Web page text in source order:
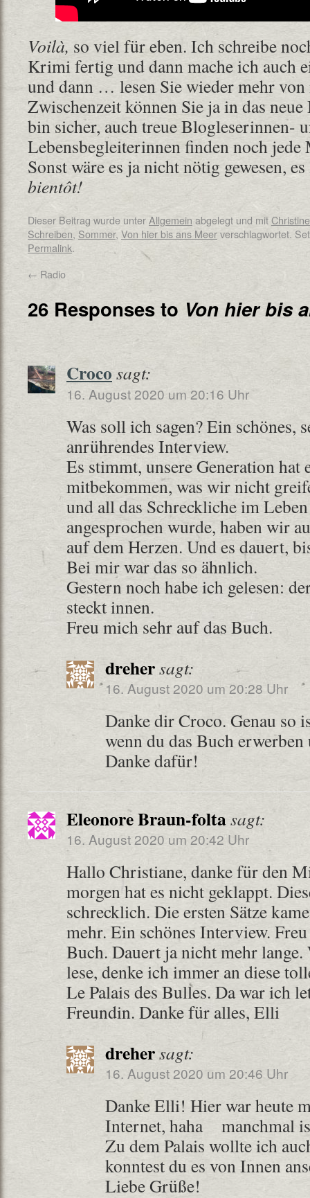
Voilà, so viel für eben. Ich schreibe
Krimi fertig und dann mache ich auch
und dann … lesen Sie wieder mehr
Zwischenzeit können Sie ja in das
bin sicher, auch treue Blogleserinnen-
Lebensbegleiterinnen finden noch jede
Sonst wäre es ja nicht nötig gewesen,
bientôt!
Dieser Beitrag wurde unterAllgemein abgelegt und mit
Schreiben, Sommer, Von hier bis ans Meerverschlagwortet.
Permalink.
← Radio
26 Responses to Von hier bis
Croco sagt:
16. August 2020 um 20:16 Uhr
Was soll ich sagen? Ein schönes,
anrührendes Interview.
Es stimmt, unsere Generation hat
mitbekommen, was wir nicht
und all das Schreckliche im
angesprochen wurde, haben wir
auf dem Herzen. Und es dauert,
Bei mir war das so ähnlich.
Gestern noch habe ich gelesen:
steckt innen.
Freu mich sehr auf das Buch.
drehersagt:
16. August 2020 um 20:28 Uhr
Danke dir Croco. Genau so
wenn du das Buch
Danke dafür!
Eleonore Braun-foltasagt:
16. August 2020 um 20:42 Uhr
Hallo Christiane, danke für den
morgen hat es nicht geklappt.
schrecklich. Die ersten Sätze
mehr. Ein schönes Interview.
Buch. Dauert ja nicht mehr
lese, denke ich immer an diese
Le Palais des Bulles. Da war ich
Freundin. Danke für alles, Elli
drehersagt:
16. August 2020 um 20:46 Uhr
Danke Elli! Hier war heute
Internet, haha
manchmal
Zu dem Palais wollte ich
konntest du es von Innen
Liebe Grüße!